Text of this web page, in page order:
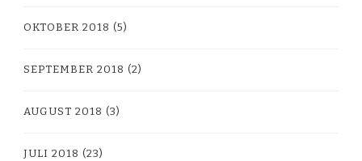
OKTOBER 2018 (5)
SEPTEMBER 2018 (2)
AUGUST 2018 (3)
JULI 2018 (23)